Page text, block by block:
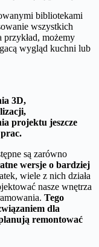
bibliotekami
wszystkich
możemy
wygląd kuchni lub
3D,
projektu jeszcze
są zarówno
wersje o bardziej
wiele z nich działa
nasze wnętrza
Tego
dla
remontować